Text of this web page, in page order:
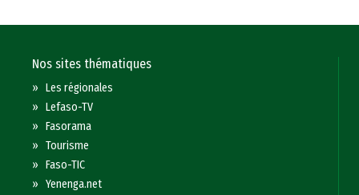
Nos sites thématiques
»Les régionales
»Lefaso-TV
»Fasorama
»Tourisme
»Faso-TIC
»Yenenga.net